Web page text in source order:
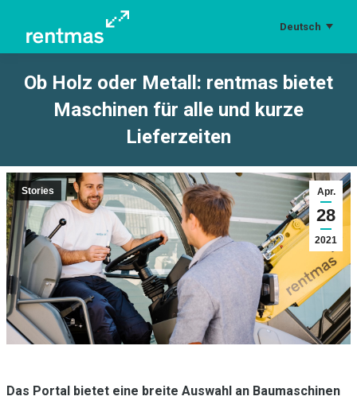
Deutsch
Ob Holz oder Metall: rentmas bietet
Maschinen für alle und kurze
Lieferzeiten
Apr.
28
2021
Stories
Das Portal bietet eine breite Auswahl an Baumaschinen